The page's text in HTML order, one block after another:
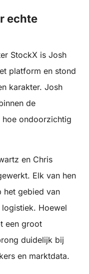
echte
StockX is Josh
platform en stond
karakter. Josh
de
hoe ondoorzichtig
en Chris
Elk van hen
het gebied van
Hoewel
een groot
duidelijk bij
en marktdata.